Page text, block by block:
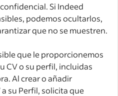
Si Indeed
podemos ocultarlos,
que no se muestren.
que le proporcionemos
CV o su perfil, incluidas
Al crear o añadir
su Perfil, solicita que